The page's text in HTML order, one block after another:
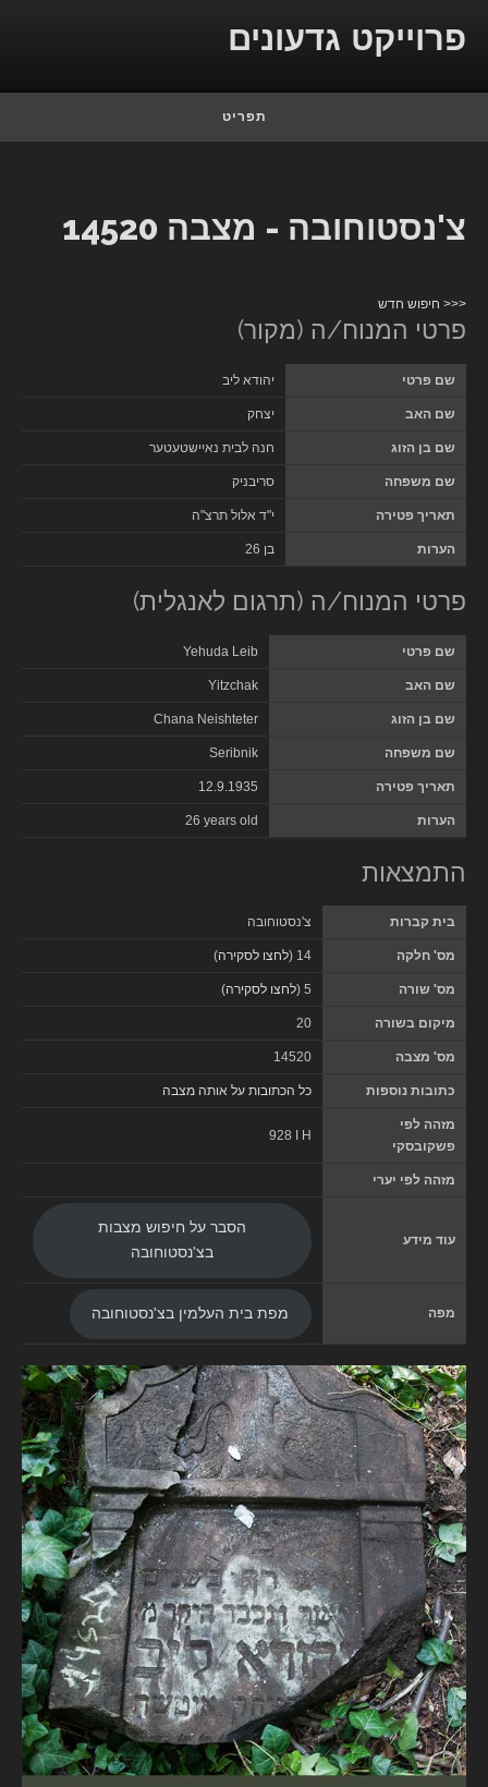
פרוייקט גדעונים
תפריט
צ'נסטוחובה - מצבה 14520
<<< חיפוש חדש
פרטי המנוח/ה (מקור)
שם פרטי יהודא ליב
שם האב יצחק
שם בן הזוג חנה לבית נאיישטעטער
שם משפחה סריבניק
תאריך פטירה י"ד אלול תרצ"ה
הערות בן 26
פרטי המנוח/ה (תרגום לאנגלית)
שם פרטי Yehuda Leib
שם האב Yitzchak
שם בן הזוג Chana Neishteter
שם משפחה Seribnik
תאריך פטירה 12.9.1935
הערות 26 years old
התמצאות
בית קברות צ'נסטוחובה
מס' חלקה 14 ( לחצו לסקירה)
מס' שורה 5 ( לחצו לסקירה)
מיקום בשורה 20
מס' מצבה 14520
כתובות נוספות כל הכתובות על אותה מצבה
מזהה לפי
פשקובסקי
928 I H
מזהה לפי יערי
עוד מידע
הסבר על חיפוש מצבות
בצ'נסטוחובה
מפה מפת בית העלמין בצ'נסטוחובה